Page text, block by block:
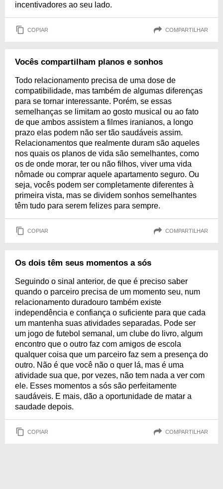
incentivadores ao seu lado.
COPIAR COMPARTILHAR
Vocês compartilham planos e sonhos
Todo relacionamento precisa de uma dose de
compatibilidade, mas também de algumas diferenças
para se tornar interessante. Porém, se essas
semelhanças se limitam ao gosto musical ou ao fato
de que ambos assistem a filmes iranianos, a longo
prazo elas podem não ser tão saudáveis assim.
Relacionamentos que realmente duram são aqueles
nos quais os planos de vida são semelhantes, como
os de onde morar, ter ou não filhos, viver uma vida
nômade ou comprar aquele apartamento seguro. Ou
seja, vocês podem ser completamente diferentes à
primeira vista, mas se dividem sonhos semelhantes
têm tudo para serem felizes para sempre.
COPIAR COMPARTILHAR
Os dois têm seus momentos a sós
Seguindo o sinal anterior, de que é preciso saber
quando o parceiro precisa de um momento seu, num
relacionamento duradouro também existe
independência e confiança o suficiente para que cada
um mantenha suas atividades separadas. Pode ser
um jogo de futebol semanal, um clube do livro, algum
encontro que o outro faz com amigos de escola
qualquer coisa que um parceiro faz sem a presença do
outro. Não é que você não o quer lá, mas é uma
atividade sua que, por vezes, não tem nada a ver com
ele. Esses momentos a sós são perfeitamente
saudáveis. E mais, dão a oportunidade de matar a
saudade depois.
COPIAR COMPARTILHAR